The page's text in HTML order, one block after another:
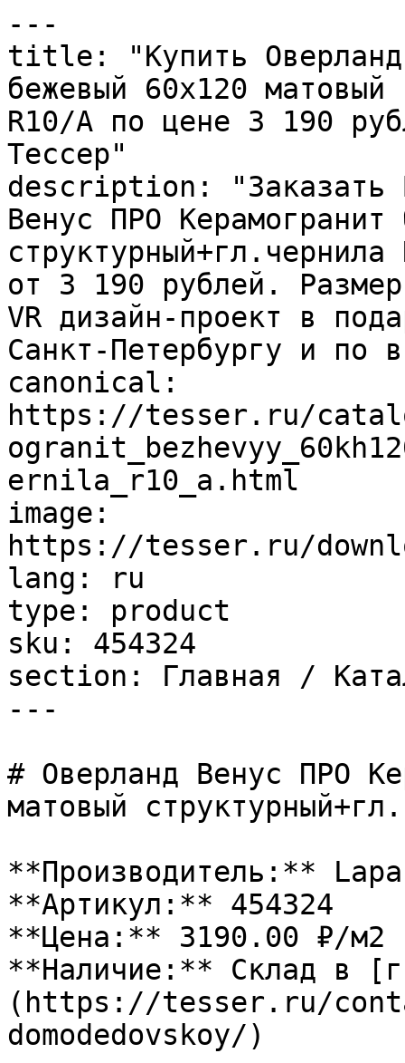
---
title: "Купить Оверланд
бежевый 60х120 матовый
R10/A по цене 3 190
Тессер"
description: "Заказать
Венус ПРО
от 3 190 рублей.
VR дизайн-проект в
Санкт-Петербургу и по
canonical:
https://tesser.ru/
ernila_r10_a.html
image:
https://tesser.ru/
lang: ru
type: product
sku: 454324
section: Главная /
---
# Оверланд Венус ПРО
матовый
**Производитель:**
**Артикул:** 454324
**Цена:** 3190.00 ₽/м2
**Наличие:** Склад в
(https://tesser.ru/
domodedovskoy/)